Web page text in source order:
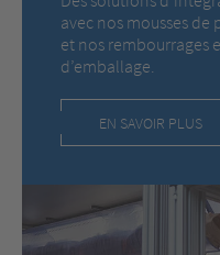
avec nos mousses de
et nos rembourrages
d’emballage.
EN SAVOIR PLUS